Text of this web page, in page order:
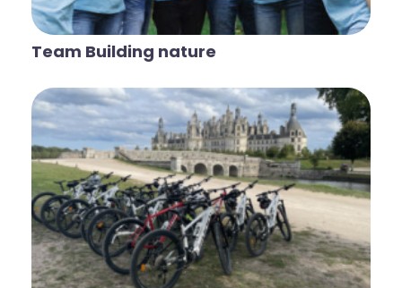
Team Building nature